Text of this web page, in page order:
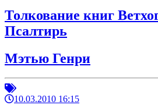
Толкование книг
Псалтирь
Мэтью Генри
10.03.2010 16:15